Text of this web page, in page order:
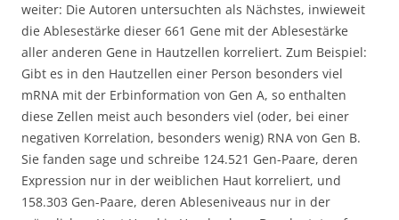
weiter: Die Autoren untersuchten als Nächstes, inwieweit
die Ablesestärke dieser 661 Gene mit der Ablesestärke
aller anderen Gene in Hautzellen korreliert. Zum Beispiel:
Gibt es in den Hautzellen einer Person besonders viel
mRNA mit der Erbinformation von Gen A, so enthalten
diese Zellen meist auch besonders viel (oder, bei einer
negativen Korrelation, besonders wenig) RNA von Gen B.
Sie fanden sage und schreibe 124.521 Gen-Paare, deren
Expression nur in der weiblichen Haut korreliert, und
158.303 Gen-Paare, deren Ableseniveaus nur in der